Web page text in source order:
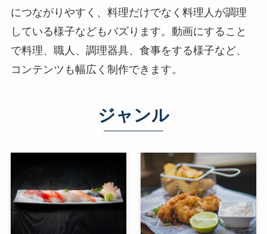
につながりやすく、料理だけでなく料理人が調理
している様子などもバズります。動画にすること
で料理、職人、調理器具、食事をする様子など、
コンテンツも幅広く制作できます。
ジャンル